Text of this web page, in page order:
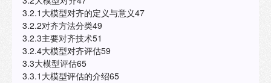
3.2.1大模型对齐的定义与意义47
3.2.2对齐方法分类49
3.2.3主要对齐技术51
3.2.4大模型对齐评估59
3.3大模型评估65
3.3.1大模型评估的介绍65